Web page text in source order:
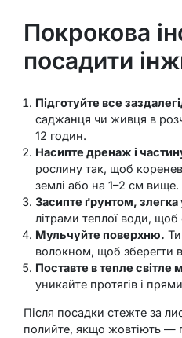
Покрокова
посадити
Підготуйте все
саджанця чи живця в
12 годин.
Насипте дренаж і
рослину так, щоб
землі або на 1–2 см вище.
Засипте ґрунтом, злегка
літрами теплої води, щоб
Мульчуйте поверхню.
волокном, щоб зберегти
Поставте в тепле світле
уникайте протягів і
Після посадки стежте за
полийте, якщо жовтіють —